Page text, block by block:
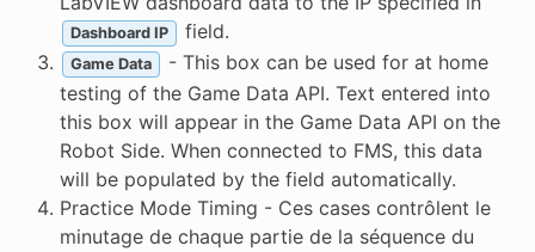
Dashboard IP field.
Game Data
- This box can be used for at home
testing of the Game Data API. Text entered into
this box will appear in the Game Data API on the
Robot Side. When connected to FMS, this data
will be populated by the field automatically.
Practice Mode Timing - Ces cases contrôlent le
minutage de chaque partie de la séquence du